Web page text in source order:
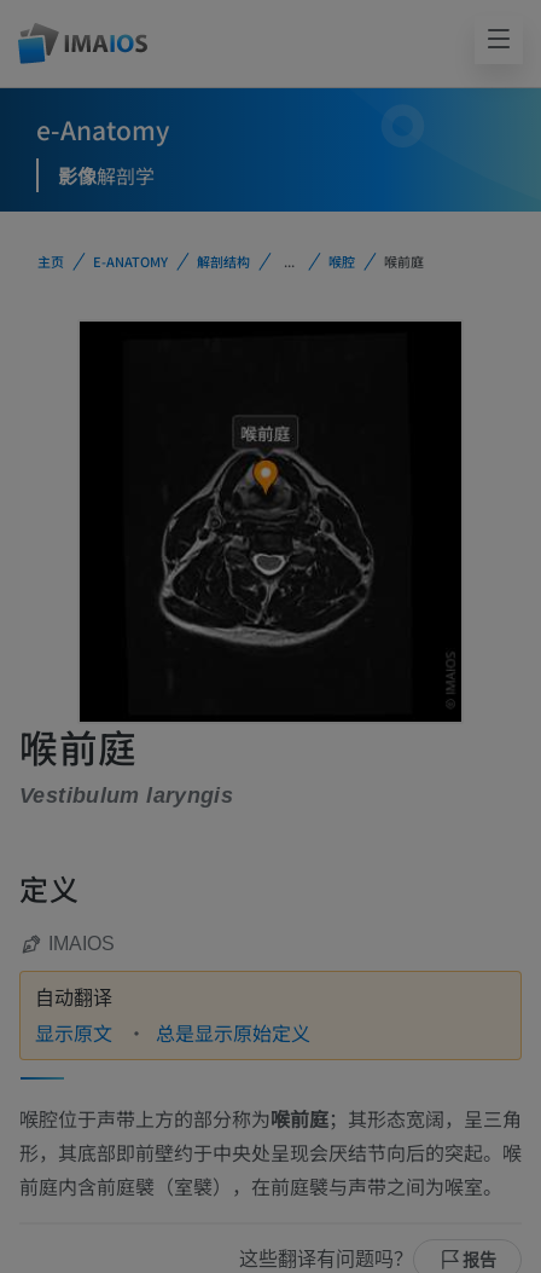
e-Anatomy
影像解剖学
主页 E-ANATOMY 解剖结构 ... 喉腔 喉前庭
喉前庭
Vestibulum laryngis
定义
IMAIOS
自动翻译
显示原文 总是显示原始定义
喉腔位于声带上方的部分称为喉前庭；其形态宽阔，呈三角
形，其底部即前壁约于中央处呈现会厌结节向后的突起。喉
前庭内含前庭襞（室襞），在前庭襞与声带之间为喉室。
这些翻译有问题吗？ 报告